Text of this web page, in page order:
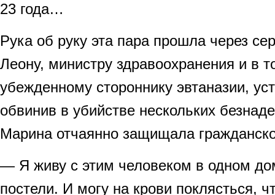
23 года…
Рука об руку эта пара прошла через
Леону, министру здравоохранения и в
убежденному стороннику эвтаназии,
обвинив в убийстве нескольких
Марина отчаянно защищала
— Я живу с этим человеком в одном
постели. И могу на крови поклясться,